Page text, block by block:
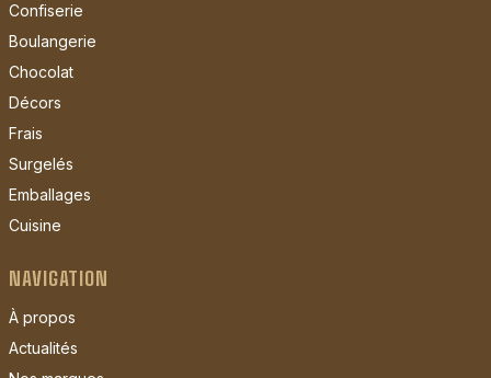
Confiserie
Boulangerie
Chocolat
Décors
Frais
Surgelés
Emballages
Cuisine
NAVIGATION
À propos
Actualités